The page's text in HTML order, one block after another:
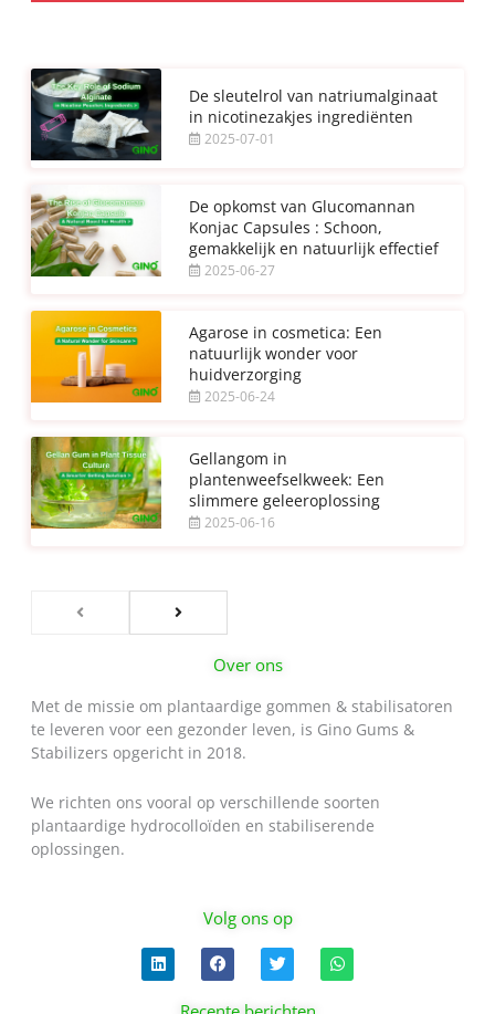
De sleutelrol van natriumalginaat
in nicotinezakjes ingrediënten
2025-07-01
De opkomst van Glucomannan
Konjac Capsules : Schoon,
gemakkelijk en natuurlijk effectief
2025-06-27
Agarose in cosmetica: Een
natuurlijk wonder voor
huidverzorging
2025-06-24
Gellangom in
plantenweefselkweek: Een
slimmere geleeroplossing
2025-06-16
Over ons
Met de missie om plantaardige gommen & stabilisatoren
te leveren voor een gezonder leven, is Gino Gums &
Stabilizers opgericht in 2018.
We richten ons vooral op verschillende soorten
plantaardige hydrocolloïden en stabiliserende
oplossingen.
Volg ons op
L
i
n
F
a
c
e
T
w
i
t
W
h
a